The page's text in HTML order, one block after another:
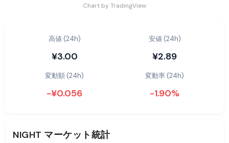
Chart by TradingView
高値 (24h)
¥3.00
安値 (24h)
¥2.89
変動額 (24h)
-¥0.056
変動率 (24h)
-1.90%
NIGHT マーケット統計